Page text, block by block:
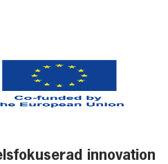
innovation